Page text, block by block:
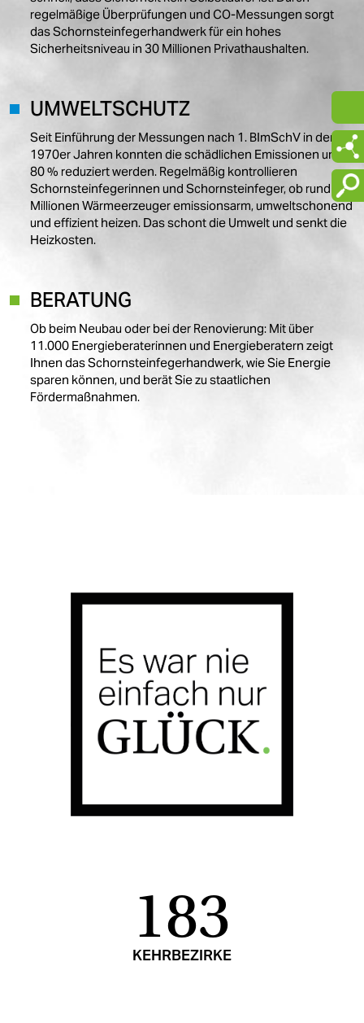
regelmäßige Überprüfungen und CO-Messungen sorgt
das Schornsteinfegerhandwerk für ein hohes
Sicherheitsniveau in 30 Millionen Privathaushalten.
UMWELTSCHUTZ
Seit Einführung der Messungen nach 1. BImSchV in den
1970er Jahren konnten die schädlichen Emissionen um
80 % reduziert werden. Regelmäßig kontrollieren
Schornsteinfegerinnen und Schornsteinfeger, ob rund 33
Millionen Wärmeerzeuger emissionsarm, umweltschonend
und effizient heizen. Das schont die Umwelt und senkt die
Heizkosten.
BERATUNG
Ob beim Neubau oder bei der Renovierung: Mit über
11.000 Energieberaterinnen und Energieberatern zeigt
Ihnen das Schornsteinfegerhandwerk, wie Sie Energie
sparen können, und berät Sie zu staatlichen
Fördermaßnahmen.
183
KEHRBEZIRKE